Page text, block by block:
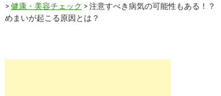
> 健康・美容チェック > 注意すべき病気の可能性もある！？
めまいが起こる原因とは？